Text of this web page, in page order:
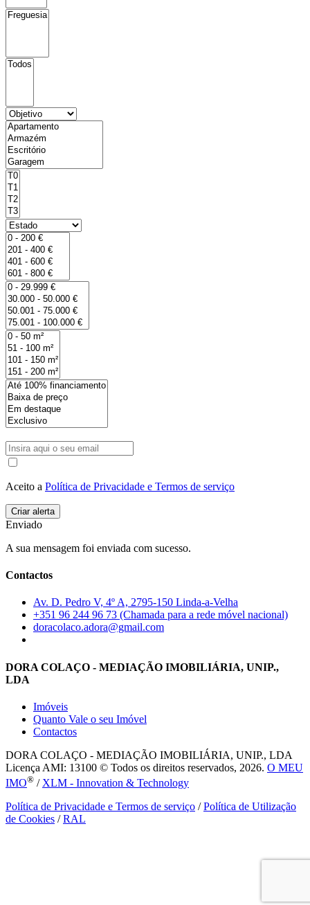
Aceito a Política de Privacidade e Termos de serviço
Enviado
A sua mensagem foi enviada com sucesso.
Contactos
Av. D. Pedro V, 4º A, 2795-150 Linda-a-Velha
+351 96 244 96 73 (Chamada para a rede móvel nacional)
doracolaco.adora@gmail.com
DORA COLAÇO - MEDIAÇÃO IMOBILIÁRIA, UNIP.,
LDA
Imóveis
Quanto Vale o seu Imóvel
Contactos
DORA COLAÇO - MEDIAÇÃO IMOBILIÁRIA, UNIP., LDA
Licença AMI: 13100 © Todos os direitos reservados, 2026. O MEU
IMO® / XLM - Innovation & Technology
Política de Privacidade e Termos de serviço /Política de Utilização
de Cookies /RAL